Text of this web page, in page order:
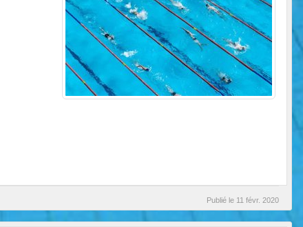
Publié le 11 févr. 2020